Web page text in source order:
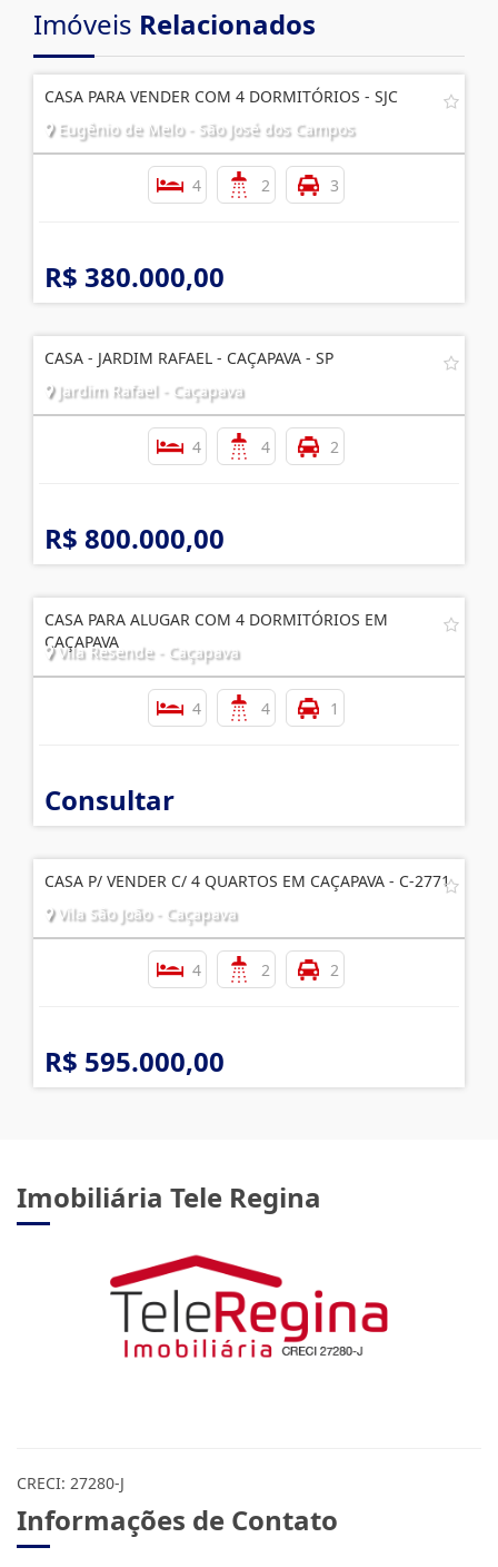
Imóveis Relacionados
CASA PARA VENDER COM 4 DORMITÓRIOS - SJC
Eugênio de Melo - São José dos Campos
4 2 3
R$ 380.000,00
CASA - JARDIM RAFAEL - CAÇAPAVA - SP
Jardim Rafael - Caçapava
4 4 2
R$ 800.000,00
CASA PARA ALUGAR COM 4 DORMITÓRIOS EM
CAÇAPAVA
Vila Resende - Caçapava
4 4 1
Consultar
CASA P/ VENDER C/ 4 QUARTOS EM CAÇAPAVA - C-2771
Vila São João - Caçapava
4 2 2
R$ 595.000,00
Imobiliária Tele Regina
CRECI: 27280-J
Informações de Contato